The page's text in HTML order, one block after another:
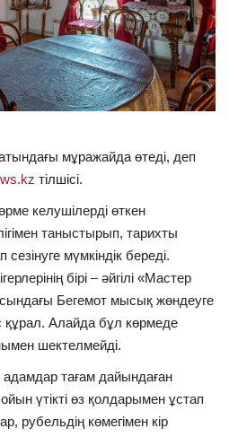
мұражайда өтеді, деп
тілшісі.
келушілерді өткен
таныстырып, тарихты
мүмкіндік береді.
бірі – әйгілі «Мастер
Бегемот мысық жөндеуге
құрал. Алайда бұл көрмеде
шектелмейді.
адамдар тағам дайындаған
үтікті өз қолдарымен ұстап
рубельдің көмегімен кір